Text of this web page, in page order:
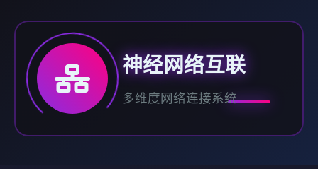
神经网络互联
多维度网络连接系统